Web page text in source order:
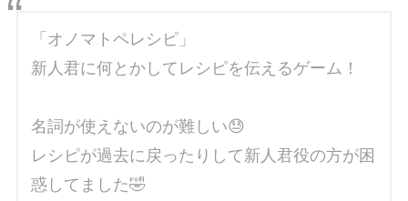
「オノマトペレシピ」
新人君に何とかしてレシピを伝えるゲーム！
名詞が使えないのが難しい😓
レシピが過去に戻ったりして新人君役の方が困
惑してました🤣